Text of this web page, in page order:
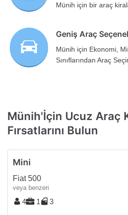
Münih için bir araç
Geniş Araç
Münih için Ekonomi,
Sınıflarından Araç
Münih'İçin Ucuz Araç
Fırsatlarını Bulun
Mini
Fiat 500
veya benzeri
4 1 3